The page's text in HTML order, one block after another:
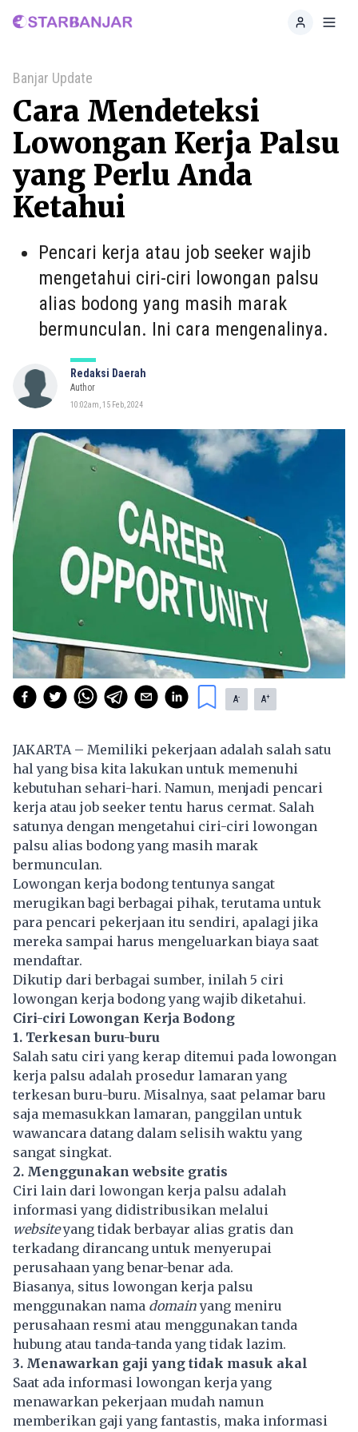
Home
Banjar Update
Cara Mendeteksi
Lowongan Kerja Palsu
yang Perlu Anda
Ketahui
Pencari kerja atau job seeker wajib
mengetahui ciri-ciri lowongan palsu
alias bodong yang masih marak
bermunculan. Ini cara mengenalinya.
Redaksi Daerah
Author
10:02am, 15 Feb, 2024
A- A+
JAKARTA – Memiliki pekerjaan adalah salah satu
hal yang bisa kita lakukan untuk memenuhi
kebutuhan sehari-hari. Namun, menjadi pencari
kerja atau job seeker tentu harus cermat. Salah
satunya dengan mengetahui ciri-ciri lowongan
palsu alias bodong yang masih marak
bermunculan.
Lowongan kerja bodong tentunya sangat
merugikan bagi berbagai pihak, terutama untuk
para pencari pekerjaan itu sendiri, apalagi jika
mereka sampai harus mengeluarkan biaya saat
mendaftar.
Dikutip dari berbagai sumber, inilah 5 ciri
lowongan kerja bodong yang wajib diketahui.
Ciri-ciri Lowongan Kerja Bodong
1. Terkesan buru-buru
Salah satu ciri yang kerap ditemui pada lowongan
kerja palsu adalah prosedur lamaran yang
terkesan buru-buru. Misalnya, saat pelamar baru
saja memasukkan lamaran, panggilan untuk
wawancara datang dalam selisih waktu yang
sangat singkat.
2. Menggunakan website gratis
Ciri lain dari lowongan kerja palsu adalah
informasi yang didistribusikan melalui
websiteyang tidak berbayar alias gratis dan
terkadang dirancang untuk menyerupai
perusahaan yang benar-benar ada.
Biasanya, situs lowongan kerja palsu
menggunakan nama domainyang meniru
perusahaan resmi atau menggunakan tanda
hubung atau tanda-tanda yang tidak lazim.
3. Menawarkan gaji yang tidak masuk akal
Saat ada informasi lowongan kerja yang
menawarkan pekerjaan mudah namun
memberikan gaji yang fantastis, maka informasi